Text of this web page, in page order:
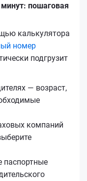
пошаговая
калькулятора
номер
подгрузит
— возраст,
компаний
паспортные